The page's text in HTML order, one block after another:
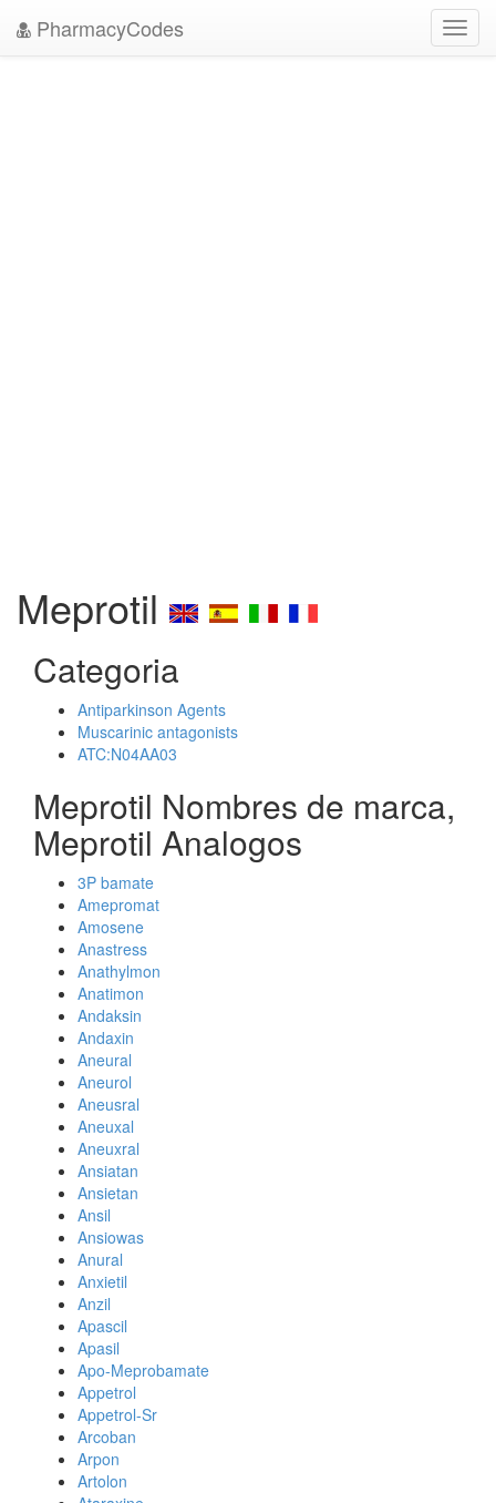
PharmacyCodes
Meprotil
Categoria
Antiparkinson Agents
Muscarinic antagonists
ATC:N04AA03
Meprotil Nombres de marca,
Meprotil Analogos
3P bamate
Amepromat
Amosene
Anastress
Anathylmon
Anatimon
Andaksin
Andaxin
Aneural
Aneurol
Aneusral
Aneuxal
Aneuxral
Ansiatan
Ansietan
Ansil
Ansiowas
Anural
Anxietil
Anzil
Apascil
Apasil
Apo-Meprobamate
Appetrol
Appetrol-Sr
Arcoban
Arpon
Artolon